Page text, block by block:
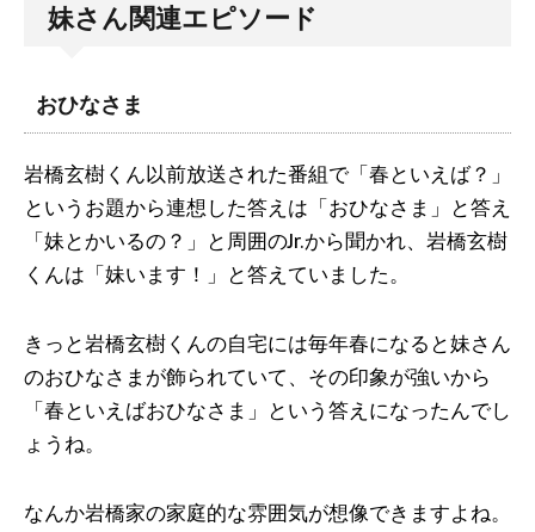
妹さん関連エピソード
おひなさま
岩橋玄樹くん以前放送された番組で「春といえば？」
というお題から連想した答えは「おひなさま」と答え
「妹とかいるの？」と周囲のJr.から聞かれ、岩橋玄樹
くんは「妹います！」と答えていました。
きっと岩橋玄樹くんの自宅には毎年春になると妹さん
のおひなさまが飾られていて、その印象が強いから
「春といえばおひなさま」という答えになったんでし
ょうね。
なんか岩橋家の家庭的な雰囲気が想像できますよね。